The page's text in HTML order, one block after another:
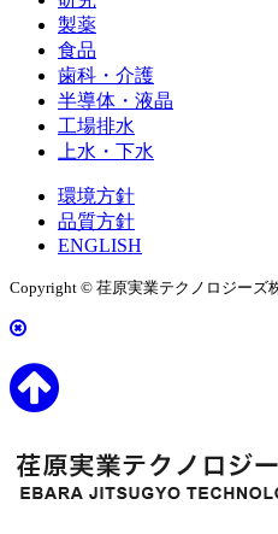
製薬
食品
歯科・介護
半導体・液晶
工場排水
上水・下水
環境方針
品質方針
ENGLISH
Copyright © 荏原実業テクノロジーズ